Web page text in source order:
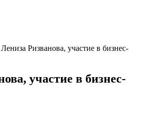
Лениза Ризванова, участие в бизнес-
участие в бизнес-